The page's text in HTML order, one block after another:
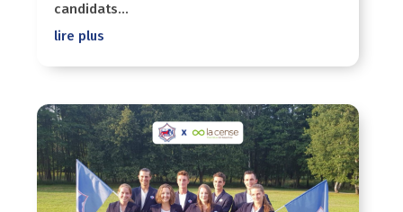
candidats...
lire plus